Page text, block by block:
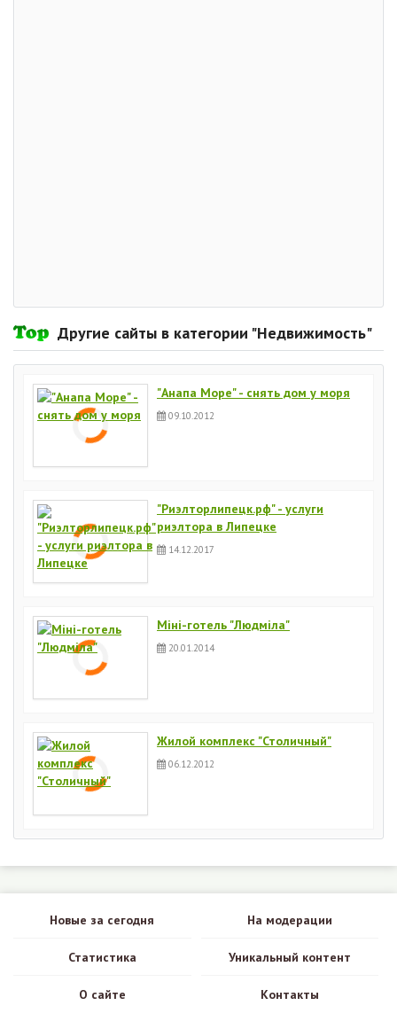
Другие сайты в категории "Недвижимость"
"Анапа Море" - снять дом у моря
09.10.2012
"Риэлторлипецк.рф" - услуги
риэлтора в Липецке
14.12.2017
Міні-готель "Людміла"
20.01.2014
Жилой комплекс "Столичный"
06.12.2012
Новые за сегодня На модерации
Статистика Уникальный контент
О сайте Контакты